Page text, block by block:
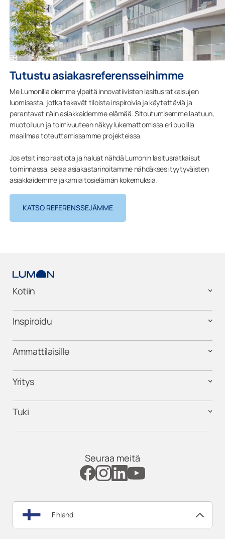
Tutustu asiakasreferensseihimme
Me Lumonilla olemme ylpeitä innovatiivisten lasitusratkaisujen
luomisesta, jotka tekevät tiloista inspiroivia ja käytettäviä ja
parantavat näin asiakkaidemme elämää. Sitoutumisemme laatuun,
muotoiluun ja toimivuuteen näkyy lukemattomissa eri puolilla
maailmaa toteuttamissamme projekteissa.
Jos etsit inspiraatiota ja haluat nähdä Lumonin lasitusratkaisut
toiminnassa, selaa asiakastarinoitamme nähdäksesi tyytyväisten
asiakkaidemme jakamia tosielämän kokemuksia.
KATSO REFERENSSEJÄMME
Kotiin
Inspiroidu
Ammattilaisille
Yritys
Tuki
Seuraa meitä
Finland